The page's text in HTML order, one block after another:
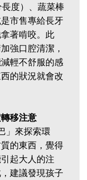
度）、蔬菜棒
市售專給長牙
著啃咬。此
強口腔清潔，
輕不舒服的感
的狀況就會改
移注意
」來探索環
的東西，覺得
起大人的注
建議發現孩子